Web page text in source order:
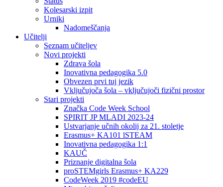
Kolesarski izpit
Urniki
Nadomeščanja
Učitelji
Seznam učiteljev
Novi projekti
Zdrava šola
Inovativna pedagogika 5.0
Obvezen prvi tuj jezik
Vključujoča šola – vključujoči fizični prostor
Stari projekti
Značka Code Week School
SPIRIT JP MLADI 2023-24
Ustvarjanje učnih okolij za 21. stoletje
Erasmus+ KA101 lSTEAM
Inovativna pedagogika 1:1
KAUČ
Priznanje digitalna šola
proSTEMgirls Erasmus+ KA229
CodeWeek 2019 #codeEU